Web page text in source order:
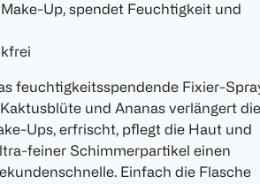
Up, spendet Feuchtigkeit und
feuchtigkeitsspendende Fixier-
und Ananas verlängert die
Ups, erfrischt, pflegt die Haut und
feiner Schimmerpartikel einen
Einfach die Flasche